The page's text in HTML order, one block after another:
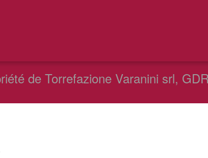
de Torrefazione Varanini srl,